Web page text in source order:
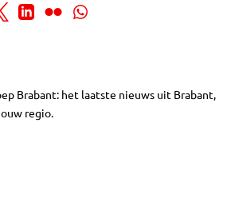
Brabant: het laatste nieuws uit Brabant,
regio.